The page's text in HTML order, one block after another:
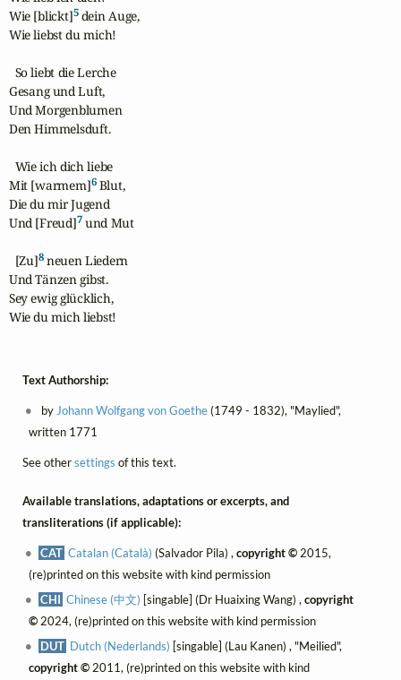
Wie [blickt]5 dein Auge,
Wie liebst du mich!
  So liebt die Lerche
Gesang und Luft,
Und Morgenblumen
Den Himmelsduft.
  Wie ich dich liebe
Mit [warmem]6 Blut,
Die du mir Jugend
Und [Freud]7 und Mut
  [Zu]
8 neuen Liedern
Und Tänzen gibst.
Sey ewig glücklich,
Wie du mich liebst!
Text Authorship:
by Johann Wolfgang von Goethe(1749 - 1832), "Maylied",
written 1771
See othersettings of this text.
Available translations, adaptations or excerpts, and
transliterations (if applicable):
CAT Catalan (Català) (Salvador Pila) ,copyright © 2015,
(re)printed on this website with kind permission
CHI Chinese (中文) [singable] (Dr Huaixing Wang) ,copyright
©2024, (re)printed on this website with kind permission
DUT Dutch (Nederlands) [singable] (Lau Kanen) , "Meilied",
copyright ©2011, (re)printed on this website with kind